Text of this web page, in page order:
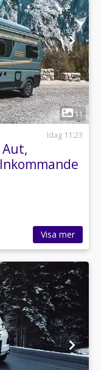
11
Idag 11:23
Visa mer